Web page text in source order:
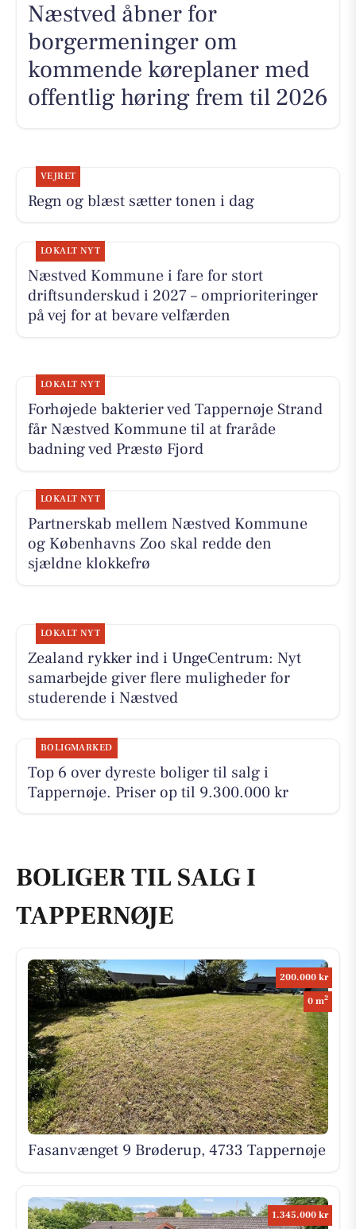
Næstved åbner for
borgermeninger om
kommende køreplaner med
offentlig høring frem til 2026
VEJRET
Regn og blæst sætter tonen i dag
LOKALT NYT
Næstved Kommune i fare for stort
driftsunderskud i 2027 – omprioriteringer
på vej for at bevare velfærden
LOKALT NYT
Forhøjede bakterier ved Tappernøje Strand
får Næstved Kommune til at fraråde
badning ved Præstø Fjord
LOKALT NYT
Partnerskab mellem Næstved Kommune
og Københavns Zoo skal redde den
sjældne klokkefrø
LOKALT NYT
Zealand rykker ind i UngeCentrum: Nyt
samarbejde giver flere muligheder for
studerende i Næstved
BOLIGMARKED
Top 6 over dyreste boliger til salg i
Tappernøje. Priser op til 9.300.000 kr
BOLIGER TIL SALG I
TAPPERNØJE
200.000 kr
0 m2
Fasanvænget 9 Brøderup, 4733 Tappernøje
1.345.000 kr